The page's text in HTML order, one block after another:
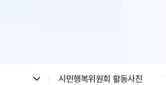
시민행복위원회 활동사진